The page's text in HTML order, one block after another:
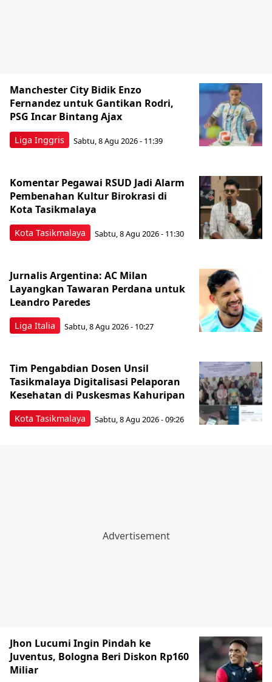
Liga Inggris
Manchester City Bidik Enzo
Fernandez untuk Gantikan Rodri,
PSG Incar Bintang Ajax
Sabtu, 8 Agu 2026 - 11:39
Kota Tasikmalaya
Komentar Pegawai RSUD Jadi Alarm
Pembenahan Kultur Birokrasi di
Kota Tasikmalaya
Sabtu, 8 Agu 2026 - 11:30
Liga Italia
Jurnalis Argentina: AC Milan
Layangkan Tawaran Perdana untuk
Leandro Paredes
Sabtu, 8 Agu 2026 - 10:27
Kota Tasikmalaya
Tim Pengabdian Dosen Unsil
Tasikmalaya Digitalisasi Pelaporan
Kesehatan di Puskesmas Kahuripan
Sabtu, 8 Agu 2026 - 09:26
Jhon Lucumi Ingin Pindah ke
Juventus, Bologna Beri Diskon Rp160
Miliar